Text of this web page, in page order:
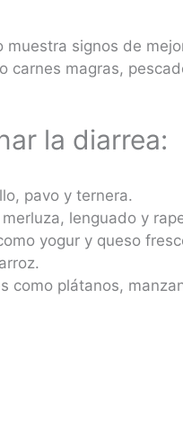
muestra signos de
carnes magras,
la diarrea:
pavo y ternera.
lenguado y
yogur y queso
como plátanos,